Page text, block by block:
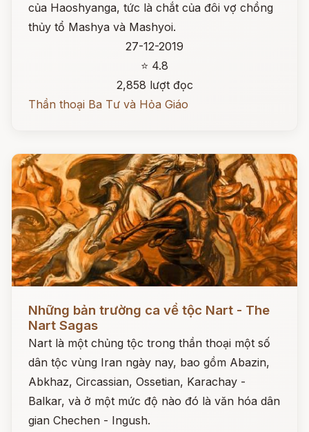
của Haoshyanga, tức là chắt của đôi vợ chồng
thủy tổ Mashya và Mashyoi.
27-12-2019
⭐ 4.8
2,858 lượt đọc
Thần thoại Ba Tư và Hỏa Giáo
Những bản trường ca về tộc Nart - The
Nart Sagas
Nart là một chủng tộc trong thần thoại một số
dân tộc vùng Iran ngày nay, bao gồm Abazin,
Abkhaz, Circassian, Ossetian, Karachay -
Balkar, và ở một mức độ nào đó là văn hóa dân
gian Chechen - Ingush.